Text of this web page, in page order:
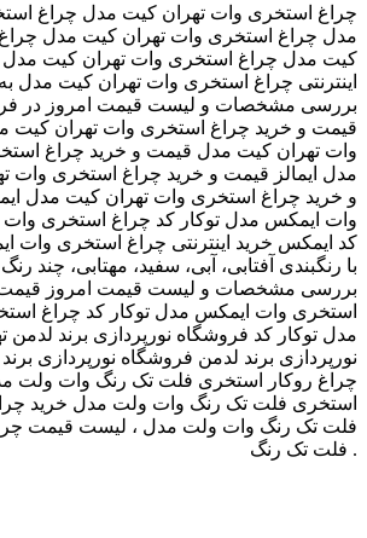
چراغ استخری وات تهران کیت مدل چراغ
مدل چراغ استخری وات تهران کیت مدل
کیت مدل چراغ استخری وات تهران کیت مدل
اینترنتی چراغ استخری وات تهران کیت مدل
بررسی مشخصات و لیست قیمت امروز در
قیمت و خرید چراغ استخری وات تهران کیت
وات تهران کیت مدل قیمت و خرید چراغ
مدل ایمالز قیمت و خرید چراغ استخری وات
و خرید چراغ استخری وات تهران کیت مدل
وات ایمکس مدل توکار کد چراغ استخری وات
کد ایمکس خرید اینترنتی چراغ استخری وات
با رنگبندی آفتابی، آبی، سفید، مهتابی، چند
بررسی مشخصات و لیست قیمت امروز قیمت
استخری وات ایمکس مدل توکار کد چراغ
مدل توکار کد فروشگاه نورپردازی برند
نورپردازی برند لدمن فروشگاه نورپردازی
چراغ روکار استخری فلت تک رنگ وات ولت
استخری فلت تک رنگ وات ولت مدل خرید
فلت تک رنگ وات ولت مدل ، لیست قیمت
فلت تک رنگ .